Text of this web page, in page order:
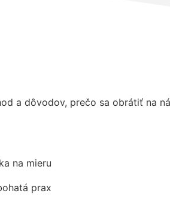
a dôvodov, prečo sa obrátiť na
na mieru
prax